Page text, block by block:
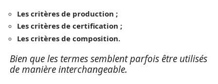
Les critères de production ;
Les critères de certification ;
Les critères de composition.
Bien que les termes semblent parfois être utilisés
de manière interchangeable.